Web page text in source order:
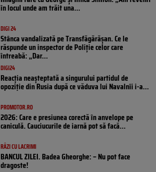
în locul unde am trăit una...
DIGI 24
Stânca vandalizată pe Transfăgărășan. Ce le
răspunde un inspector de Poliție celor care
întreabă: „Dar...
DIGI24
Reacția neașteptată a singurului partidul de
opoziţie din Rusia după ce văduva lui Navalnîi i-a...
PROMOTOR.RO
2026: Care e presiunea corectă în anvelope pe
caniculă. Cauciucurile de iarnă pot să facă...
RÂZI CU LACRIMI
BANCUL ZILEI. Badea Gheorghe: – Nu pot face
dragoste!